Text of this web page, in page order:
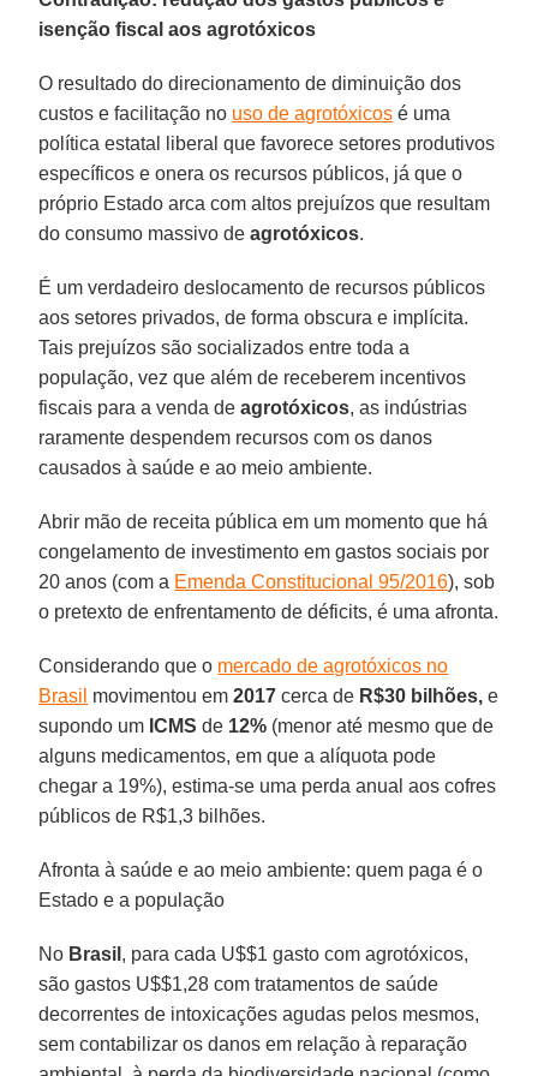
isenção fiscal aos agrotóxicos
O resultado do direcionamento de diminuição dos
custos e facilitação no uso de agrotóxicos é uma
política estatal liberal que favorece setores produtivos
específicos e onera os recursos públicos, já que o
próprio Estado arca com altos prejuízos que resultam
do consumo massivo deagrotóxicos.
É um verdadeiro deslocamento de recursos públicos
aos setores privados, de forma obscura e implícita.
Tais prejuízos são socializados entre toda a
população, vez que além de receberem incentivos
fiscais para a venda deagrotóxicos, as indústrias
raramente despendem recursos com os danos
causados à saúde e ao meio ambiente.
Abrir mão de receita pública em um momento que há
congelamento de investimento em gastos sociais por
20 anos (com a Emenda Constitucional 95/2016), sob
o pretexto de enfrentamento de déficits, é uma afronta.
Considerando que o mercado de agrotóxicos no
Brasil movimentou em2017 cerca de R$30 bilhões, e
supondo um ICMS de 12% (menor até mesmo que de
alguns medicamentos, em que a alíquota pode
chegar a 19%), estima-se uma perda anual aos cofres
públicos de R$1,3 bilhões.
Afronta à saúde e ao meio ambiente: quem paga é o
Estado e a população
No Brasil , para cada U$$1 gasto com agrotóxicos,
são gastos U$$1,28 com tratamentos de saúde
decorrentes de intoxicações agudas pelos mesmos,
sem contabilizar os danos em relação à reparação